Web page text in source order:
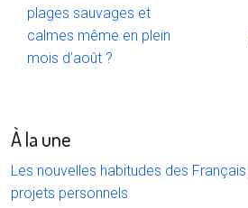
plages sauvages et
calmes même en plein
mois d’août ?
À la une
Les nouvelles habitudes des
projets personnels